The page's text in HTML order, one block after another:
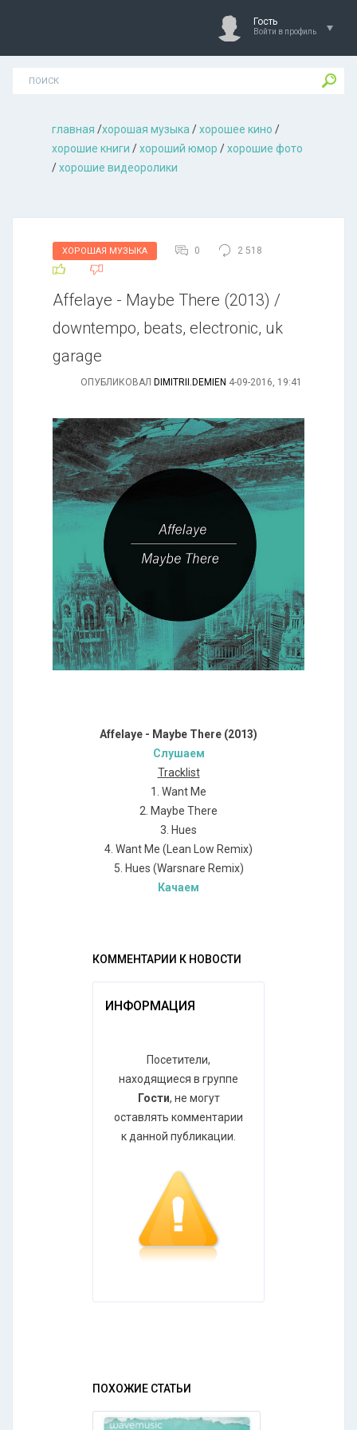
Гость
Войти в профиль
главная /хорошая музыкa /хорошее кино /
хорошие книги /хороший юмор /хорошие фото
/хорошие видеоролики
ХОРОШАЯ МУЗЫКА 0 2 518
Affelaye - Maybe There (2013) /
downtempo, beats, electronic, uk
garage
ОПУБЛИКОВАЛ DIMITRII.DEMIEN 4-09-2016, 19:41
Affelaye - Maybe There (2013)
Слушаем
Tracklist
1. Want Me
2. Maybe There
3. Hues
4. Want Me (Lean Low Remix)
5. Hues (Warsnare Remix)
Качаем
КОММЕНТАРИИ К НОВОСТИ
ИНФОРМАЦИЯ
Посетители,
находящиеся в группе
Гости, не могут
оставлять комментарии
к данной публикации.
ПОХОЖИЕ СТАТЬИ